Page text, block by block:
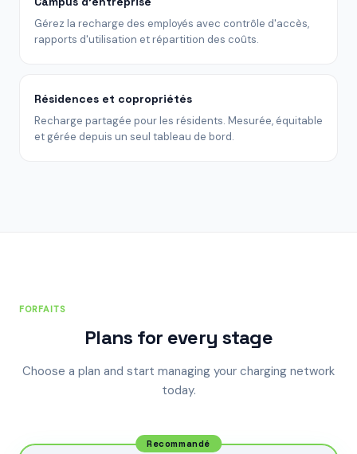
Gérez la recharge des employés avec contrôle d'accès,
rapports d'utilisation et répartition des coûts.
Résidences et copropriétés
Recharge partagée pour les résidents. Mesurée, équitable
et gérée depuis un seul tableau de bord.
FORFAITS
Plans for every stage
Choose a plan and start managing your charging network
today.
Recommandé